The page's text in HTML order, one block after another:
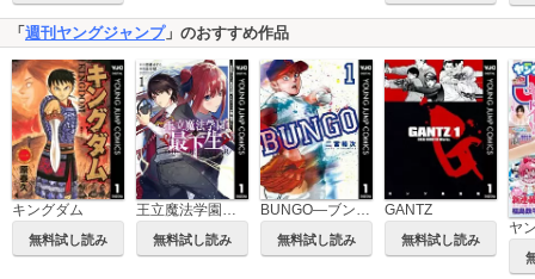
「 週刊ヤングジャンプ」のおすすめ作品
キングダム
無料試し読み
王立魔法学園の最下生～貧困街上がりの最強魔法師、貴族だらけの学園で無双する～
無料試し読み
BUNGO―ブンゴ―
無料試し読み
GANTZ
無料試し読み
ヤ